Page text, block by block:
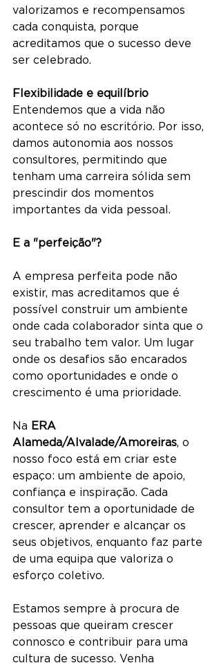
valorizamos e recompensamos
cada conquista, porque
acreditamos que o sucesso deve
ser celebrado.
Flexibilidade e equilíbrio
Entendemos que a vida não
acontece só no escritório. Por isso,
damos autonomia aos nossos
consultores, permitindo que
tenham uma carreira sólida sem
prescindir dos momentos
importantes da vida pessoal.
E a "perfeição"?
A empresa perfeita pode não
existir, mas acreditamos que é
possível construir um ambiente
onde cada colaborador sinta que o
seu trabalho tem valor. Um lugar
onde os desafios são encarados
como oportunidades e onde o
crescimento é uma prioridade.
Na ERA
Alameda/Alvalade/Amoreiras, o
nosso foco está em criar este
espaço: um ambiente de apoio,
confiança e inspiração. Cada
consultor tem a oportunidade de
crescer, aprender e alcançar os
seus objetivos, enquanto faz parte
de uma equipa que valoriza o
esforço coletivo.
Estamos sempre à procura de
pessoas que queiram crescer
connosco e contribuir para uma
cultura de sucesso. Venha